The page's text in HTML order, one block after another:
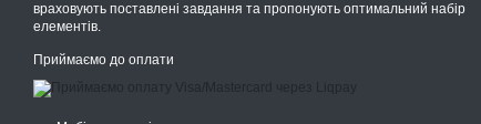
враховують поставлені завдання та пропонують оптимальний набір
елементів.
Приймаємо до оплати